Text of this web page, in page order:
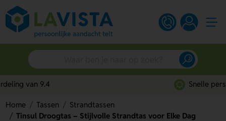
Home Tassen
Strandtassen
Tinsul Droogtas – Stijlvolle Strandtas voor Elke Dag